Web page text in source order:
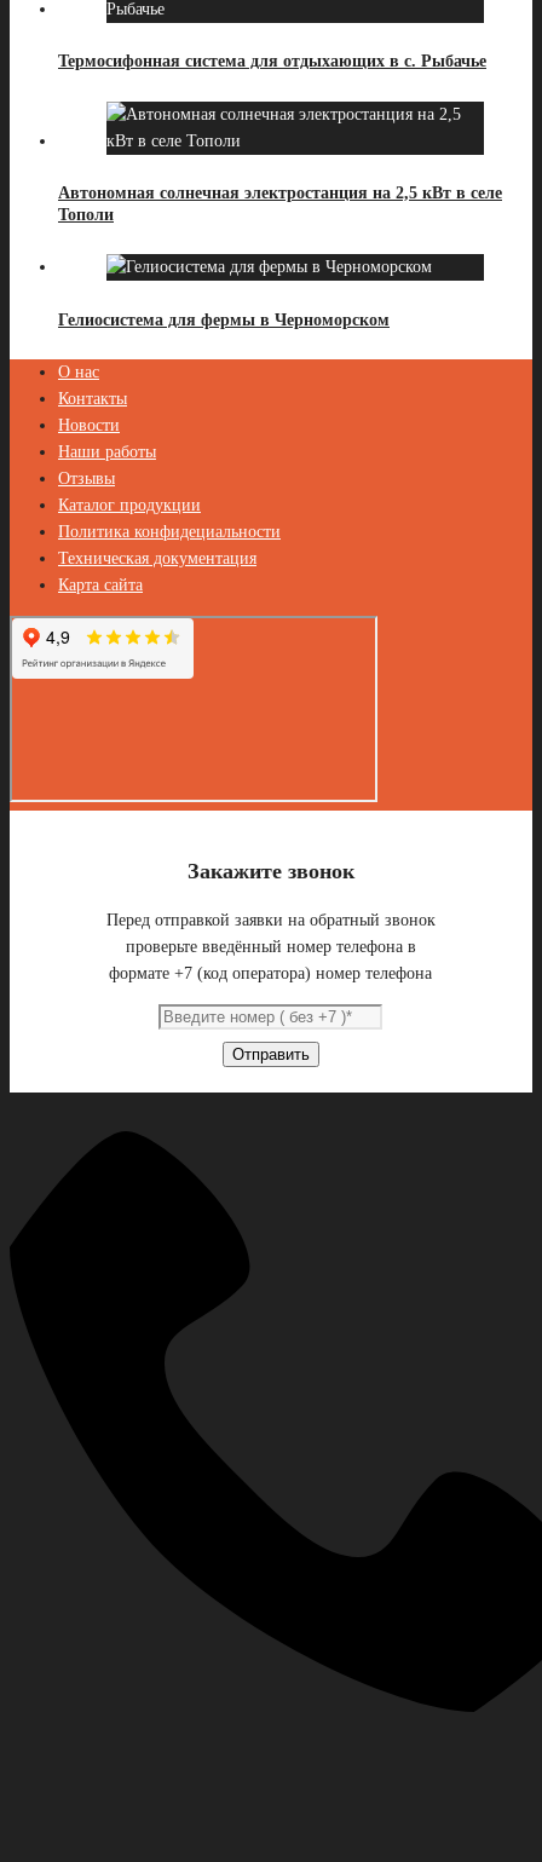
Термосифонная система для отдыхающих в с. Рыбачье
Автономная солнечная электростанция на 2,5 кВт в селе
Тополи
Гелиосистема для фермы в Черноморском
О нас
Контакты
Новости
Наши работы
Отзывы
Каталог продукции
Политика конфидециальности
Техническая документация
Карта сайта
Закажите звонок
Перед отправкой заявки на обратный звонок
проверьте введённый номер телефона в
формате +7 (код оператора) номер телефона
Отправить